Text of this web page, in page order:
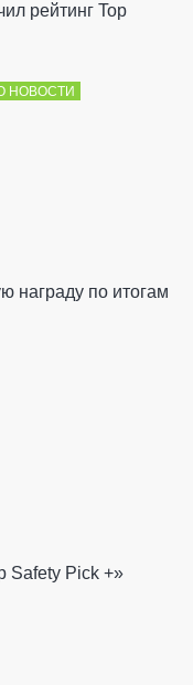
рейтинг Top
НОВОСТИ
награду по итогам
Safety Pick +»